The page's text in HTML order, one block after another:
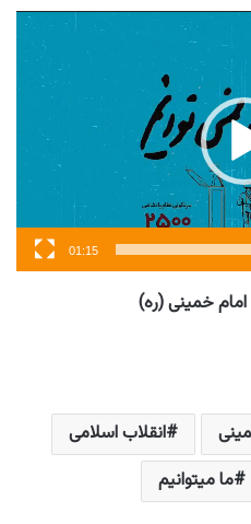
01:15
امام خمینی (ره)
انقلاب اسلامی
ما میتوانیم